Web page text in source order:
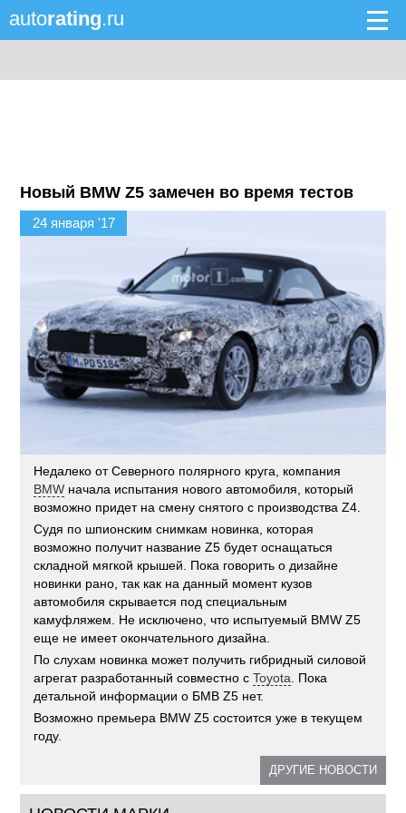
autorating.ru
Новый BMW Z5 замечен во время тестов
24 января '17
Недалеко от Северного полярного круга, компания
BMW начала испытания нового автомобиля, который
возможно придет на смену снятого с производства Z4.
Судя по шпионским снимкам новинка, которая
возможно получит название Z5 будет оснащаться
складной мягкой крышей. Пока говорить о дизайне
новинки рано, так как на данный момент кузов
автомобиля скрывается под специальным
камуфляжем. Не исключено, что испытуемый BMW Z5
еще не имеет окончательного дизайна.
По слухам новинка может получить гибридный силовой
агрегат разработанный совместно сToyota . Пока
детальной информации о БМВ Z5 нет.
Возможно премьера BMW Z5 состоится уже в текущем
году.
ДРУГИЕ НОВОСТИ